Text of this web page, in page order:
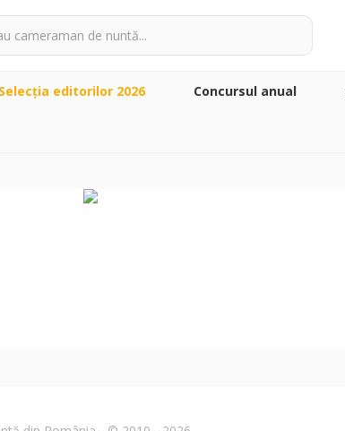
Selecţia editorilor 2026 Concursul anual